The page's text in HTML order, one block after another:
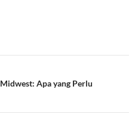
Apa yang Perlu